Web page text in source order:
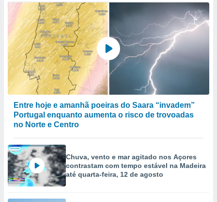
Entre hoje e amanhã poeiras do Saara “invadem”
Portugal enquanto aumenta o risco de trovoadas
no Norte e Centro
Chuva, vento e mar agitado nos Açores
contrastam com tempo estável na Madeira
até quarta-feira, 12 de agosto